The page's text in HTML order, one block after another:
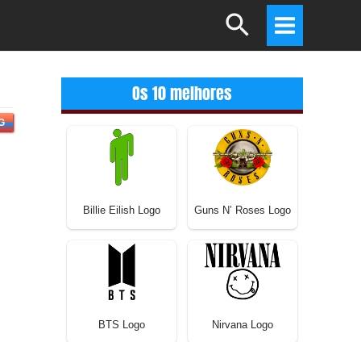
Search
Main
Menu
Os 10 melhores
Billie Eilish Logo Guns N’ Roses Logo
BTS Logo Nirvana Logo